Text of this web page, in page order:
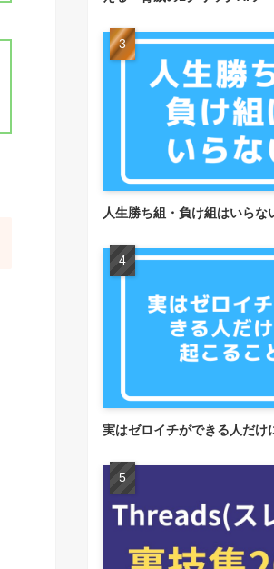
人生勝ち組・負け組はいらな
実はゼロイチができる人だけ